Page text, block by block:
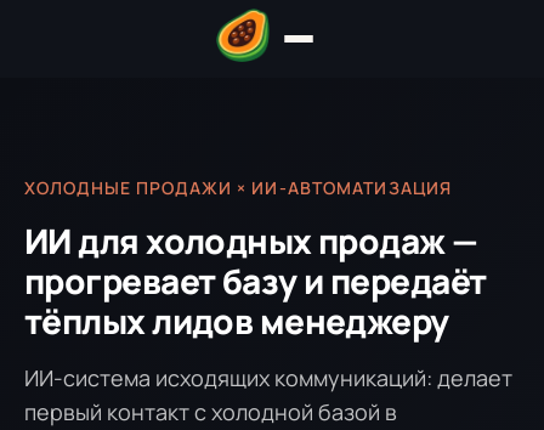
ХОЛОДНЫЕ ПРОДАЖИ × ИИ-АВТОМАТИЗАЦИЯ
ИИ для холодных продаж —
прогревает базу и передаёт
тёплых лидов менеджеру
ИИ-система исходящих коммуникаций: делает
первый контакт с холодной базой в